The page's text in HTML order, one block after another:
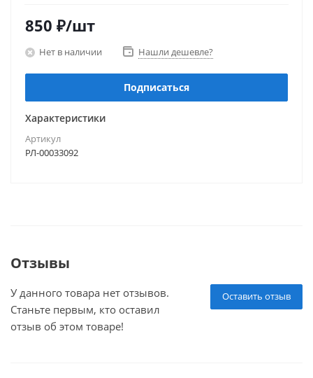
850 ₽/шт
Нет в наличии Нашли дешевле?
Подписаться
Характеристики
Артикул
РЛ-00033092
Отзывы
Оставить отзыв
У данного товара нет отзывов.
Станьте первым, кто оставил
отзыв об этом товаре!